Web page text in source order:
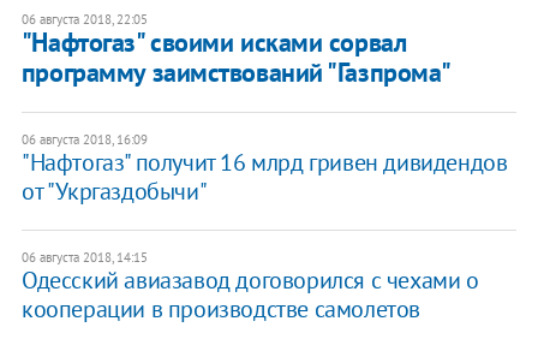
06 августа 2018, 22:05
"Нафтогаз" своими исками сорвал
программу заимствований "Газпрома"
06 августа 2018, 16:09
"Нафтогаз" получит 16 млрд гривен дивидендов
от "Укргаздобычи"
06 августа 2018, 14:15
​Одесский авиазавод договорился с чехами о
кооперации в производстве самолетов